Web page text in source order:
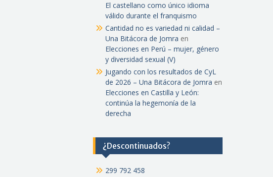
El castellano como único idioma
válido durante el franquismo
Cantidad no es variedad ni calidad –
Una Bitácora de Jomra en
Elecciones en Perú – mujer, género
y diversidad sexual (V)
Jugando con los resultados de CyL
de 2026 – Una Bitácora de Jomra en
Elecciones en Castilla y León:
continúa la hegemonía de la
derecha
¿Descontinuados?
299 792 458